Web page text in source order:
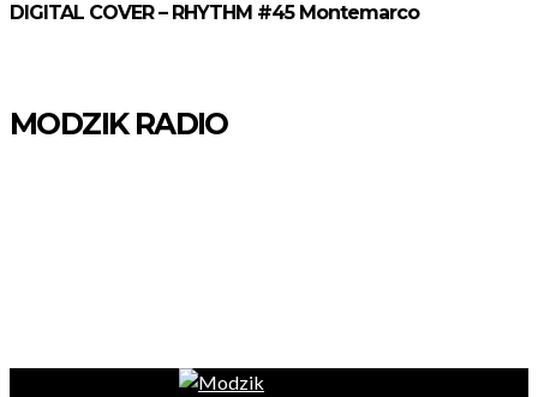
DIGITAL COVER – RHYTHM #45 Montemarco
MODZIK RADIO